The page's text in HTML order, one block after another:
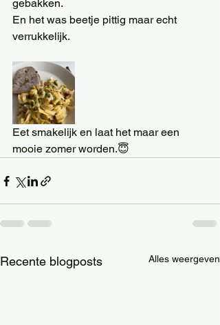
gebakken.
En het was beetje pittig maar echt
verrukkelijk.
Eet smakelijk en laat het maar een
mooie zomer worden.😇
Recente blogposts Alles weergeven